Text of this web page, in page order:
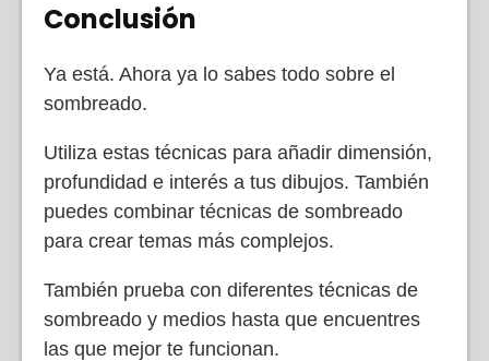
Conclusión
Ya está. Ahora ya lo sabes todo sobre el
sombreado.
Utiliza estas técnicas para añadir dimensión,
profundidad e interés a tus dibujos. También
puedes combinar técnicas de sombreado
para crear temas más complejos.
También prueba con diferentes técnicas de
sombreado y medios hasta que encuentres
las que mejor te funcionan.